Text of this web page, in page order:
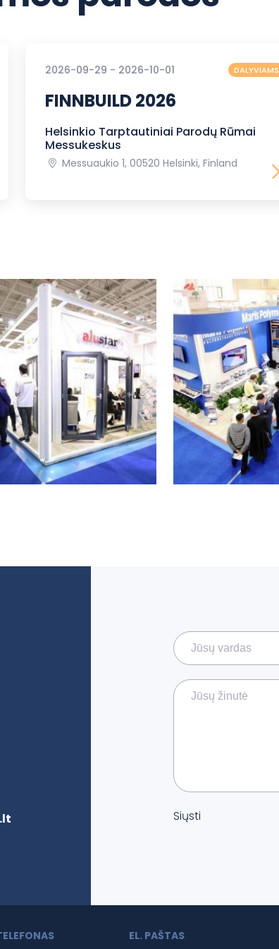
2026-09-29 - 2026-10-01 DALYVIAMS
FINNBUILD 2026
Helsinkio Tarptautiniai Parodų Rūmai
Messukeskus
Messuaukio 1, 00520 Helsinki, Finland
Siųsti
EL. PAŠTAS